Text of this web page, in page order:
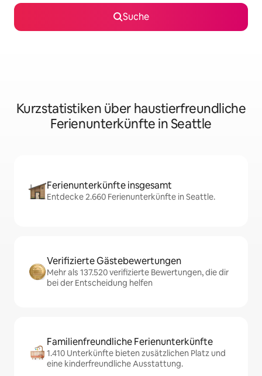
Suche
Kurzstatistiken über haustierfreundliche
Ferienunterkünfte in Seattle
Ferienunterkünfte insgesamt
Entdecke 2.660 Ferienunterkünfte in Seattle.
Verifizierte Gästebewertungen
Mehr als 137.520 verifizierte Bewertungen, die dir
bei der Entscheidung helfen
Familienfreundliche Ferienunterkünfte
1.410 Unterkünfte bieten zusätzlichen Platz und
eine kinderfreundliche Ausstattung.